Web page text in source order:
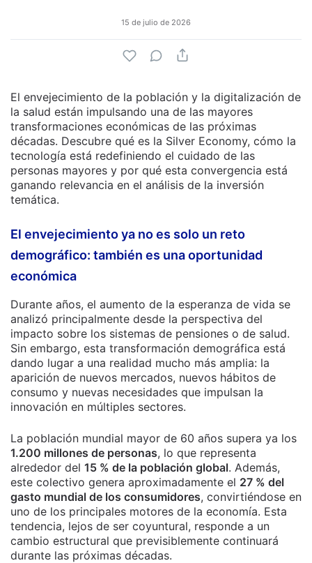
15 de julio de 2026
El envejecimiento de la población y la digitalización de
la salud están impulsando una de las mayores
transformaciones económicas de las próximas
décadas. Descubre qué es la Silver Economy, cómo la
tecnología está redefiniendo el cuidado de las
personas mayores y por qué esta convergencia está
ganando relevancia en el análisis de la inversión
temática.
El envejecimiento ya no es solo un reto
demográfico: también es una oportunidad
económica
Durante años, el aumento de la esperanza de vida se
analizó principalmente desde la perspectiva del
impacto sobre los sistemas de pensiones o de salud.
Sin embargo, esta transformación demográfica está
dando lugar a una realidad mucho más amplia: la
aparición de nuevos mercados, nuevos hábitos de
consumo y nuevas necesidades que impulsan la
innovación en múltiples sectores.
La población mundial mayor de 60 años supera ya los
1.200 millones de personas, lo que representa
alrededor del 15 % de la población global. Además,
este colectivo genera aproximadamente el 27 % del
gasto mundial de los consumidores, convirtiéndose en
uno de los principales motores de la economía. Esta
tendencia, lejos de ser coyuntural, responde a un
cambio estructural que previsiblemente continuará
durante las próximas décadas.